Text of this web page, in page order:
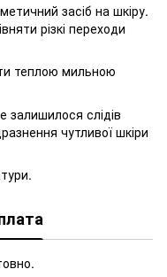
засіб на шкіру.
різкі переходи
теплою мильною
залишилося слідів
чутливої шкіри